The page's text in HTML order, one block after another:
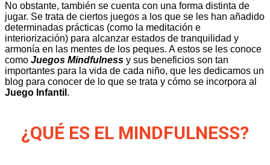
No obstante, también se cuenta con una forma distinta de
jugar. Se trata de ciertos juegos a los que se les han añadido
determinadas prácticas (como la meditación e
interiorización) para alcanzar estados de tranquilidad y
armonía en las mentes de los peques. A estos se les conoce
como Juegos Mindfulness y sus beneficios son tan
importantes para la vida de cada niño, que les dedicamos un
blog para conocer de lo que se trata y cómo se incorpora al
Juego Infantil .
¿QUÉ ES EL MINDFULNESS?